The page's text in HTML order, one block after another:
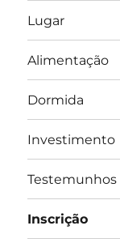
Lugar
Alimentação
Dormida
Investimento
Testemunhos
Inscrição